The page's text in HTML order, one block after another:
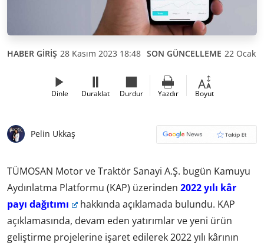
HABER GİRİŞ 28 Kasım 2023 18:48 SON GÜNCELLEME 22 Ocak
Dinle Duraklat Durdur Yazdır Boyut
Pelin Ukkaş
TÜMOSAN Motor ve Traktör Sanayi A.Ş. bugün Kamuyu
Aydınlatma Platformu (KAP) üzerinden 2022 yılı kâr
payı dağıtımı
hakkında açıklamada bulundu. KAP
açıklamasında, devam eden yatırımlar ve yeni ürün
geliştirme projelerine işaret edilerek 2022 yılı kârının